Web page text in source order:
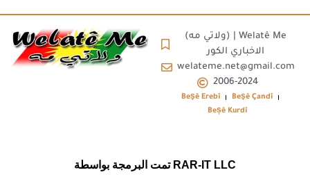
(ولاتي مه) | Welatê Me
الاخباري الكور
welateme.net@gmail.com
2006-2024
Beşê Erebî
Beşê Çandî
Beșê Kurdî
تمت البرمجة بواسطة RAR-IT LLC